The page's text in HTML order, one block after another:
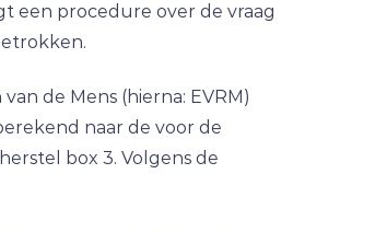
een procedure over de vraag
de Mens (hierna: EVRM)
naar de voor de
box 3. Volgens de